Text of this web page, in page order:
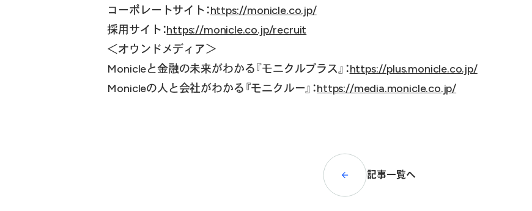
コーポレートサイト：https://monicle.co.jp/
採用サイト：https://monicle.co.jp/recruit
＜オウンドメディア＞
Monicleと金融の未来がわかる『モニクルプラス』：https://plus.monicle.co.jp/
Monicleの人と会社がわかる『モニクルー』：https://media.monicle.co.jp/
記事一覧へ